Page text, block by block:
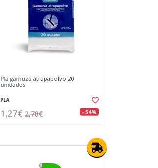
Pla gamuza atrapapolvo 20
unidades
PLA
1,27€ 2,78€ - 54%